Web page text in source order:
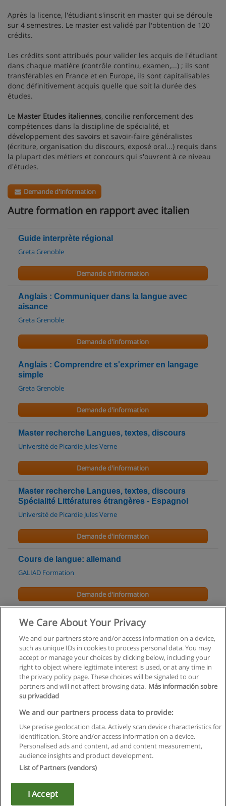
Après la licence, l'étudiant s'inscrit en master qui se déroule
sur 4 semestres. Le master est validé par l'obtention de 120
crédits.
Les crédits sont attribués pour valider les acquis de l'étudiant
dans chaque matière (contrôle continu, examen,...) ; ils sont
transférables en France et en Europe, ils sont capitalisables
donc définitivement acquis quelle que soit la durée des
études.
Le Master Etudes italiennes, concilie renforcement des
compétences dans la discipline de spécialité, et
développement des savoirs et savoir-faire généralistes
(écriture, organisation du discours, exposé oral...) requis dans
la plupart des métiers et concours qui s'ouvrent à ce niveau
d'études.
Demande d'information
Autre formation en rapport avec italien
Guide interprète régional
Greta Grenoble
Demande d'information
Anglais : Communiquer dans la langue avec
aisance
Greta Grenoble
Demande d'information
Anglais : Comprendre et s'exprimer en langage
simple
Greta Grenoble
Demande d'information
Master recherche Langues, textes, discours
Université de Picardie Jules Verne
Demande d'information
Master recherche Langues, textes, discours
Spécialité Littératures étrangères - Espagnol
Université de Picardie Jules Verne
Demande d'information
Cours de langue: allemand
GALIAD Formation
Demande d'information
Français remise à niveau
Demande d'information
Règles d'utilisation
Confidentialité des données
Contacter Educaedu
Copyright © Educaedu Business S.L. - CIF : B-95610580: -
We Care About Your Privacy
We and our partners store and/or access information on a device,
such as unique IDs in cookies to process personal data. You may
accept or manage your choices by clicking below, including your
right to object where legitimate interest is used, or at any time in
the privacy policy page. These choices will be signaled to our
partners and will not affect browsing data. Más información sobre
su privacidad
We and our partners process data to provide:
Use precise geolocation data. Actively scan device characteristics for
identification. Store and/or access information on a device.
Personalised ads and content, ad and content measurement,
audience insights and product development.
List of Partners (vendors)
I Accept